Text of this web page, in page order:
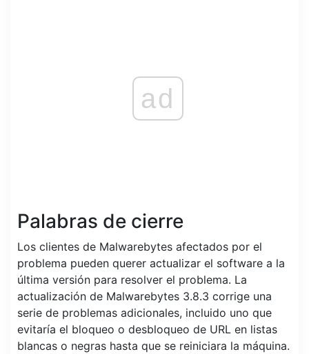
ad
Palabras de cierre
Los clientes de Malwarebytes afectados por el
problema pueden querer actualizar el software a la
última versión para resolver el problema. La
actualización de Malwarebytes 3.8.3 corrige una
serie de problemas adicionales, incluido uno que
evitaría el bloqueo o desbloqueo de URL en listas
blancas o negras hasta que se reiniciara la máquina.